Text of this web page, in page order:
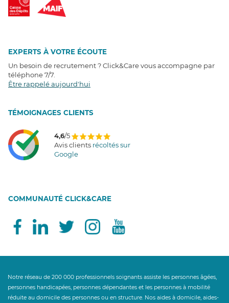
EXPERTS À VOTRE ÉCOUTE
Un besoin de recrutement ? Click&Care vous accompagne par
téléphone 7/7
Être rappelé aujourd'hui
TÉMOIGNAGES CLIENTS
4,6/5
Avis clients récoltés sur
Google
COMMUNAUTÉ CLICK&CARE
Notre réseau de 200 000 professionnels soignants assiste les personnes âgées,
personnes handicapées, personnes dépendantes et les personnes à mobilité
réduite au domicile des personnes ou en structure. Nos aides à domicile, aides-